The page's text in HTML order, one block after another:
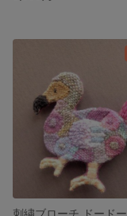
刺繍ブローチ ドードー